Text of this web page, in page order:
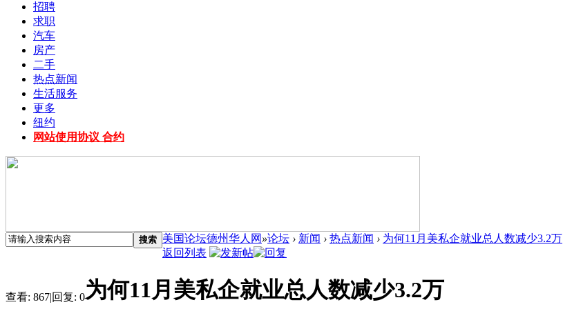
招聘
求职
汽车
房产
二手
热点新闻
生活服务
更多
纽约
网站使用协议 合约
搜索 美国论坛德州华人网 »论坛 › 新闻 › 热点新闻 › 为何11月美私企就业总人数减少3.2万
返回列表
查看: 867|回复: 0为何11月美私企就业总人数减少3.2万